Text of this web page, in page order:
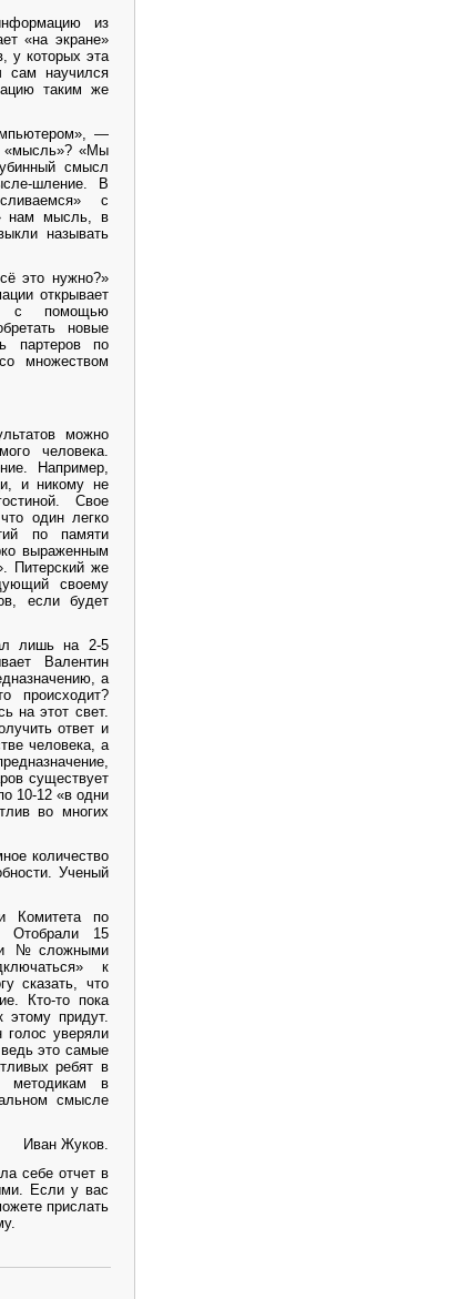
из
«на экране»
у которых эта
сам научился
таким же
—
«мысль»? «Мы
смысл
шление. В
с
нам мысль, в
называть
это нужно?»
открывает
с помощью
новые
партеров по
множеством
можно
человека.
Например,
и никому не
Свое
один легко
по памяти
выраженным
Питерский же
своему
если будет
лишь на 2-5
Валентин
а
происходит?
на этот свет.
ответ и
человека, а
существует
10-12 «в одни
во многих
количество
Ученый
Комитета по
Отобрали 15
№сложными
к
сказать, что
Кто-то пока
этому придут.
голос уверяли
это самые
ребят в
методикам в
смысле
Иван Жуков.
себе отчет в
Если у вас
прислать